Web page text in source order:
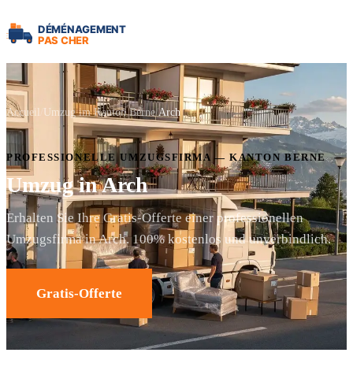
Accueil Umzug im Kanton Berne Arch
PROFESSIONELLE UMZUGSFIRMA — KANTON BERNE
Umzug in Arch
Erhalten Sie Ihre Gratis-Offerte einer professionellen
Umzugsfirma in Arch. 100% kostenlos und unverbindlich.
Gratis-Offerte